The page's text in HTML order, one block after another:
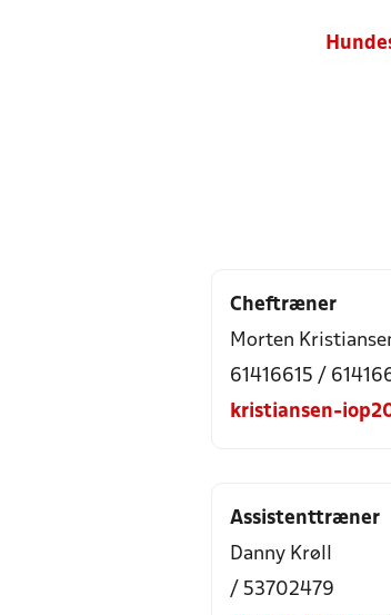
Cheftræner
Morten
61416615 /
kristiansen-
Assistenttræner
Danny Krøll
/ 53702479